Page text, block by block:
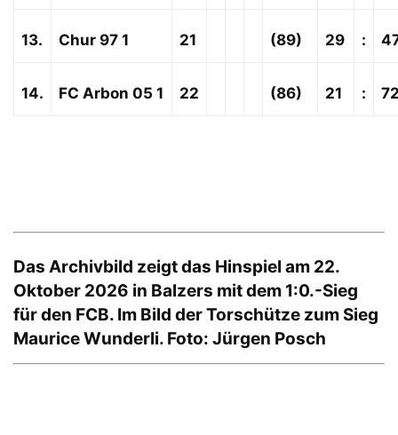
13. Chur 97 1 21 (89) 29 :
14. FC Arbon 05 1 22 (86) 21 :
Das Archivbild zeigt das Hinspiel am 22.
Oktober 2026 in Balzers mit dem 1:0.-Sieg
für den FCB. Im Bild der Torschütze zum Sieg
Maurice Wunderli. Foto: Jürgen Posch